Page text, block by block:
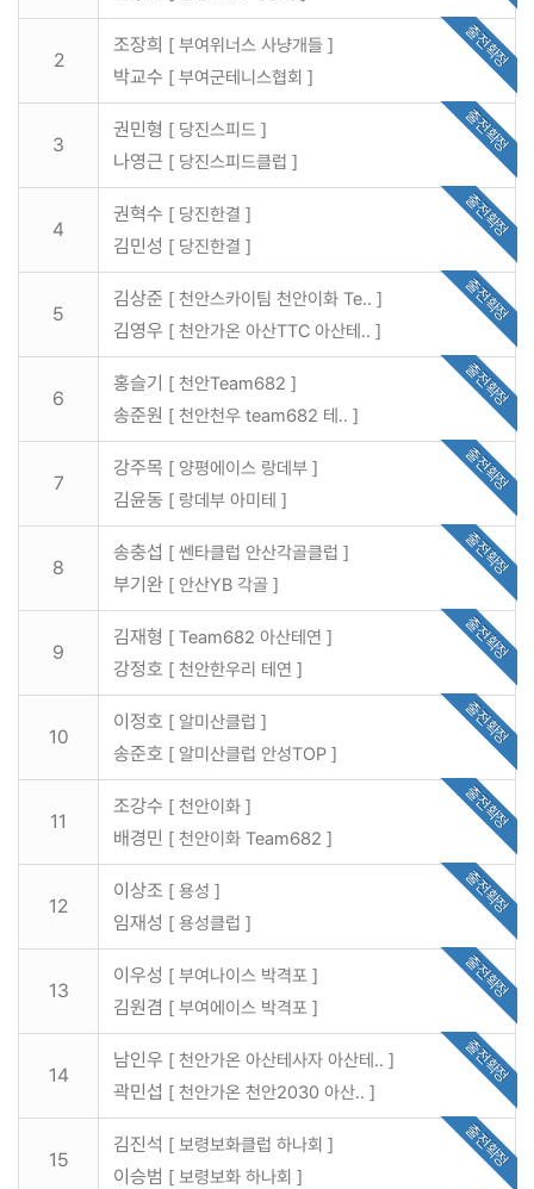
2 출전확정
조장희 [ 부여위너스 사냥개들 ]
박교수 [ 부여군테니스협회 ]
3 출전확정
권민형 [ 당진스피드 ]
나영근 [ 당진스피드클럽 ]
4 출전확정
권혁수 [ 당진한결 ]
김민성 [ 당진한결 ]
5 출전확정
김상준 [ 천안스카이팀 천안이화 Te.. ]
김영우 [ 천안가온 아산TTC 아산테.. ]
6 출전확정
홍슬기 [ 천안Team682 ]
송준원 [ 천안천우 team682 테.. ]
7 출전확정
강주목 [ 양평에이스 랑데부 ]
김윤동 [ 랑데부 아미테 ]
8 출전확정
송충섭 [ 쎈타클럽 안산각골클럽 ]
부기완 [ 안산YB 각골 ]
9 출전확정
김재형 [ Team682 아산테연 ]
강정호 [ 천안한우리 테연 ]
10 출전확정
이정호 [ 알미산클럽 ]
송준호 [ 알미산클럽 안성TOP ]
11 출전확정
조강수 [ 천안이화 ]
배경민 [ 천안이화 Team682 ]
12 출전확정
이상조 [ 용성 ]
임재성 [ 용성클럽 ]
13 출전확정
이우성 [ 부여나이스 박격포 ]
김원겸 [ 부여에이스 박격포 ]
14 출전확정
남인우 [ 천안가온 아산테사자 아산테.. ]
곽민섭 [ 천안가온 천안2030 아산.. ]
15 출전확정
김진석 [ 보령보화클럽 하나회 ]
이승범 [ 보령보화 하나회 ]